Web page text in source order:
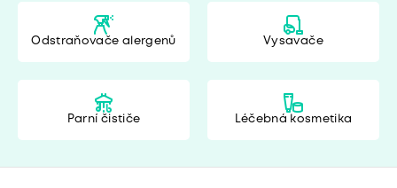
Odstraňovače alergenů Vysavače
Parní čističe Léčebná kosmetika